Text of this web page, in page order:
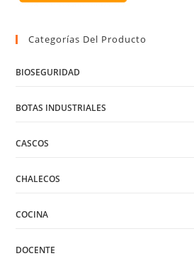
Categorías Del Producto
BIOSEGURIDAD
BOTAS INDUSTRIALES
CASCOS
CHALECOS
COCINA
DOCENTE